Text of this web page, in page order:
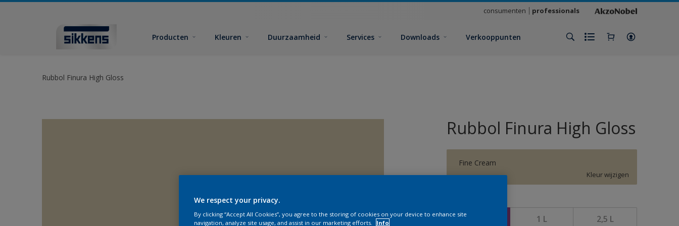
consumenten professionals
Producten Kleuren Duurzaamheid Services Downloads Verkooppunten
Rubbol Finura High Gloss
Rubbol Finura High Gloss
Fine Cream
Kleur wijzigen
500 ML 1 L 2,5 L
We respect your privacy.
By clicking “Accept All Cookies”, you agree to the storing of cookies on your device to enhance site
navigation, analyze site usage, and assist in our marketing efforts.
Info